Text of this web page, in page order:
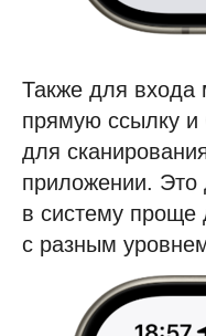
Также для входа
прямую ссылку
для
приложении. Это
в систему проще
с разным